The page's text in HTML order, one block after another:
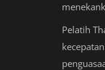
Pelatih